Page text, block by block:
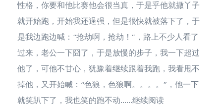
性格，你要和他比赛他会很当真，于是乎他就撒丫子
就开始跑，开始我还逞强，但是很快就被落下了，于
是我边跑边喊：“抢劫啊，抢劫！”，路上不少人看了
过来，老公一下囧了，于是放慢的步子，我一下超过
他了，可他不甘心，犹豫着继续跟着我跑，我看甩不
掉他，又开始喊：“色狼，色狼啊。。。。”，他一下
就笑趴下了，我也笑的跑不动......继续阅读